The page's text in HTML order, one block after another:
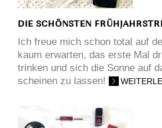
DIE SCHÖNSTEN
Ich freue mich schon total auf
kaum erwarten, das erste Mal
trinken und sich die Sonne auf
scheinen zu lassen!